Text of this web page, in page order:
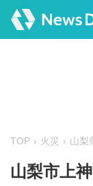
TOP 火災 山梨
山梨市上